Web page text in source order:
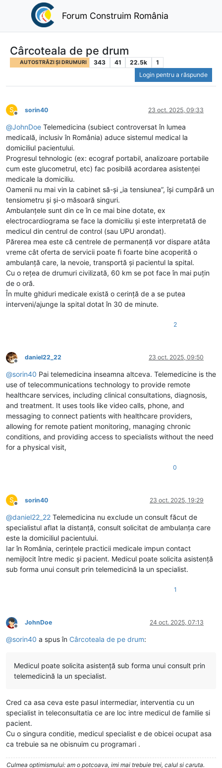
Forum Construim România
Cârcoteala de pe drum
AUTOSTRĂZI ȘI DRUMURI 343 41 22.5k
1
Login pentru a răspunde
S
Deconectat
sorin40 23 oct. 2025, 09:33
@JohnDoe Telemedicina (subiect controversat în lumea
medicală, inclusiv în România) aduce sistemul medical la
domiciliul pacientului.
Progresul tehnologic (ex: ecograf portabil, analizoare portabile
cum este glucometrul, etc) fac posibilă acordarea asistenței
medicale la domiciliu.
Oamenii nu mai vin la cabinet să-și „ia tensiunea”, își cumpără un
tensiometru și și-o măsoară singuri.
Ambulanțele sunt din ce în ce mai bine dotate, ex
electrocardiograma se face la domiciliu și este interpretată de
medicul din centrul de control (sau UPU arondat).
Părerea mea este că centrele de permanență vor dispare atâta
vreme cât oferta de servicii poate fi foarte bine acoperită o
ambulanță care, la nevoie, transportă și pacientul la spital.
Cu o rețea de drumuri civilizată, 60 km se pot face în mai puțin
de o oră.
În multe ghiduri medicale există o cerință de a se putea
interveni/ajunge la spital dotat în 30 de minute.
2
Deconectat
daniel22_22 23 oct. 2025, 09:50
@sorin40 Pai telemedicina inseamna altceva. Telemedicine is the
use of telecommunications technology to provide remote
healthcare services, including clinical consultations, diagnosis,
and treatment. It uses tools like video calls, phone, and
messaging to connect patients with healthcare providers,
allowing for remote patient monitoring, managing chronic
conditions, and providing access to specialists without the need
for a physical visit,
0
S
Deconectat
sorin40 23 oct. 2025, 19:29
@daniel22_22 Telemedicina nu exclude un consult făcut de
specialistul aflat la distanță, consult solicitat de ambulanța care
este la domiciliul pacientului.
Iar în România, cerințele practicii medicale impun contact
nemijlocit între medic și pacient. Medicul poate solicita asistență
sub forma unui consult prin telemedicină la un specialist.
1
Deconectat
JohnDoe 24 oct. 2025, 07:13
@sorin40 a spus în Cârcoteala de pe drum:
Medicul poate solicita asistență sub forma unui consult prin
telemedicină la un specialist.
Cred ca asa ceva este pasul intermediar, interventia cu un
specialist in teleconsultatia ce are loc intre medicul de familie si
pacient.
Cu o singura conditie, medicul specialist e de obicei ocupat asa
ca trebuie sa ne obisnuim cu programari .
Culmea optimismului: am o potcoava, imi mai trebuie trei, calul si caruta.